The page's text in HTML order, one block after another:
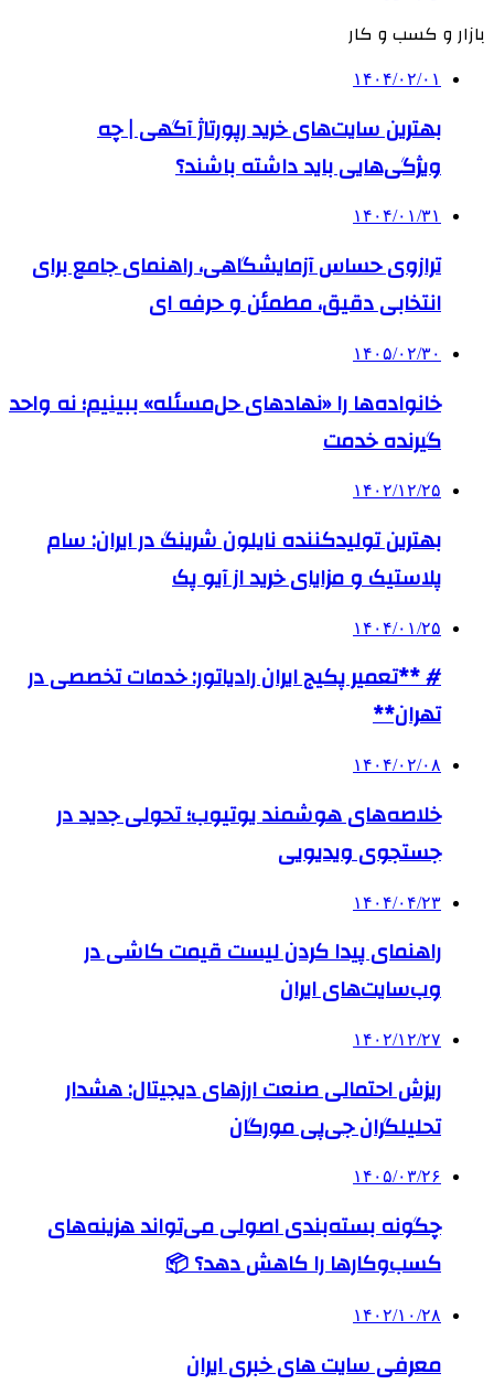
بازار و کسب و کار
۱۴۰۴/۰۲/۰۱
بهترین سایت‌های خرید رپورتاژ آگهی | چه
ویژگی‌هایی باید داشته باشند؟
۱۴۰۴/۰۱/۳۱
ترازوی حساس آزمایشگاهی، راهنمای جامع برای
انتخابی دقیق، مطمئن و حرفه ای
۱۴۰۵/۰۲/۳۰
خانواده‌ها را «نهادهای حل‌مسئله» ببینیم؛ نه واحد
گیرنده خدمت
۱۴۰۲/۱۲/۲۵
بهترین تولیدکننده نایلون شرینگ در ایران: سام
پلاستیک و مزایای خرید از آیو پک
۱۴۰۴/۰۱/۲۵
# **تعمیر پکیج ایران رادیاتور: خدمات تخصصی در
تهران**
۱۴۰۴/۰۲/۰۸
خلاصه‌های هوشمند یوتیوب؛ تحولی جدید در
جستجوی ویدیویی
۱۴۰۴/۰۴/۲۳
راهنمای پیدا کردن لیست قیمت کاشی در
وب‌سایت‌های ایران
۱۴۰۲/۱۲/۲۷
ریزش احتمالی صنعت ارزهای دیجیتال: هشدار
تحلیلگران جی‌پی مورگان
۱۴۰۵/۰۳/۲۶
چگونه بسته‌بندی اصولی می‌تواند هزینه‌های
کسب‌وکارها را کاهش دهد؟ 📦
۱۴۰۲/۱۰/۲۸
معرفی سایت های خبری ایران